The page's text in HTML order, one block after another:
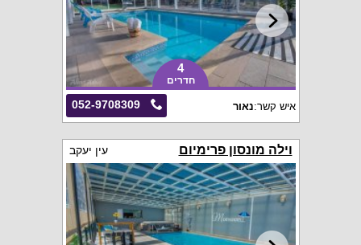
4
חדרים
052-9708309 איש קשר:נאור
וילה מונסון פרימיום עין יעקב